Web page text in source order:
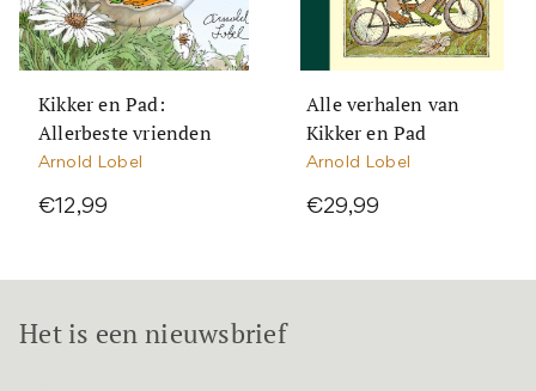
Kikker en Pad:
Allerbeste vrienden
Arnold Lobel
€12,99
Alle verhalen van
Kikker en Pad
Arnold Lobel
€29,99
Het is een nieuwsbrief